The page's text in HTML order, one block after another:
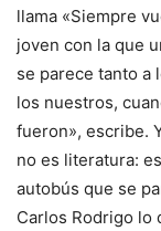
llama «Siempre
joven con la que
se parece tanto a
los nuestros,
fueron», escribe.
no es literatura:
autobús que se
Carlos Rodrigo lo